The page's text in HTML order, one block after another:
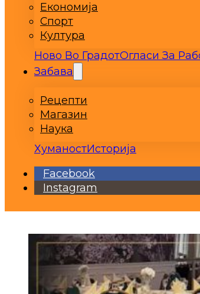
Економија
Спорт
Култура
Ново Во ГрадотОгласи За
Забава
Рецепти
Магазин
Наука
ХуманостИсторија
Facebook
Instagram